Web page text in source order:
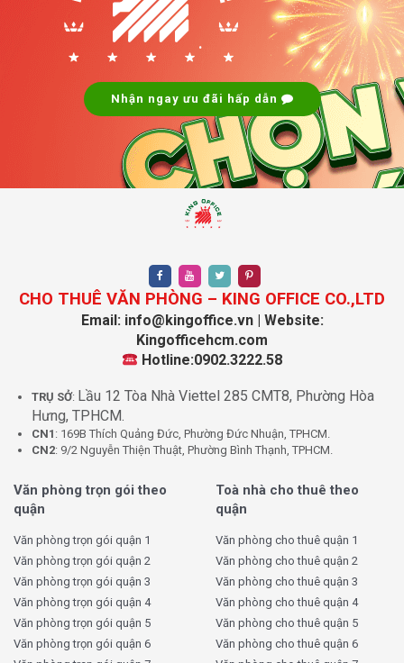
.
Nhận ngay ưu đãi hấp dẫn
CHO THUÊ VĂN PHÒNG – KING OFFICE CO.,LTD
Email: info@kingoffice.vn | Website:
Kingofficehcm.com
Hotline:0902.3222.58
TRỤ SỞ: Lầu 12 Tòa Nhà Viettel 285 CMT8, Phường Hòa
Hưng, TPHCM.
CN1 : 169B Thích Quảng Đức, Phường Đức Nhuận, TPHCM.
CN2: 9/2 Nguyễn Thiện Thuật, Phường Bình Thạnh, TPHCM.
Văn phòng trọn gói theo
quận
Văn phòng trọn gói quận 1
Văn phòng trọn gói quận 2
Văn phòng trọn gói quận 3
Văn phòng trọn gói quận 4
Văn phòng trọn gói quận 5
Văn phòng trọn gói quận 6
Toà nhà cho thuê theo
quận
Văn phòng cho thuê quận 1
Văn phòng cho thuê quận 2
Văn phòng cho thuê quận 3
Văn phòng cho thuê quận 4
Văn phòng cho thuê quận 5
Văn phòng cho thuê quận 6